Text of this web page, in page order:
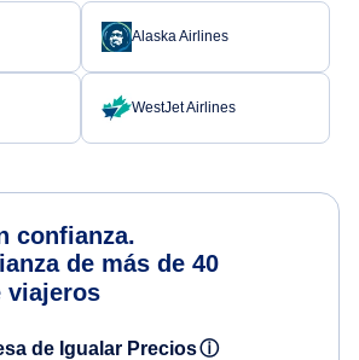
Alaska Airlines
WestJet Airlines
confianza.
de más de 40
viajeros
de Igualar Preciosⓘ